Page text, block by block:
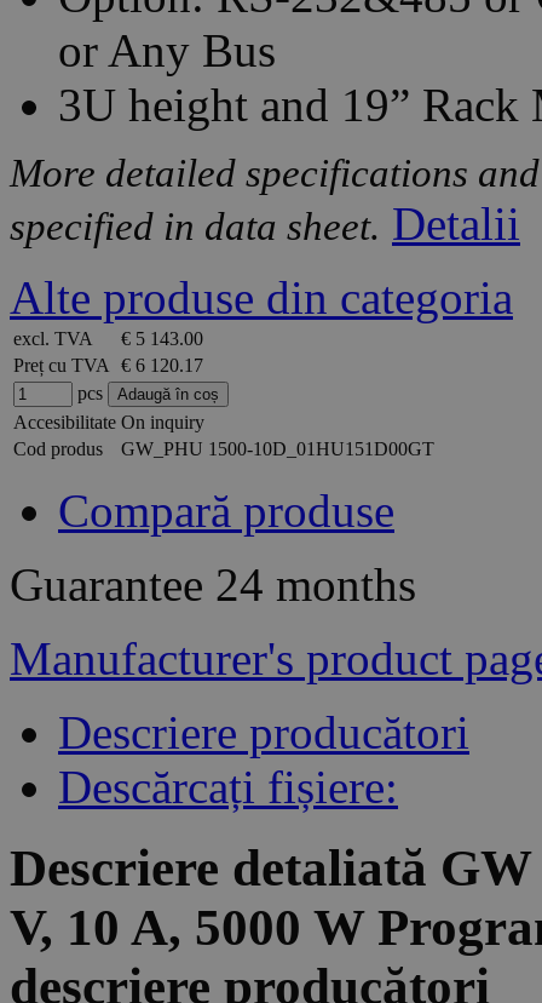
or Any Bus
3U height and 19” Rack
More detailed specifications
specified in data sheet. Detalii
Alte produse din categoria
excl. TVA
€ 5 143.00
Preț cu TVA € 6 120.17
pcs
Accesibilitate On inquiry
Cod produs
GW_PHU 1500-10D_01HU151D00GT
Compară produse
Guarantee 24 months
Manufacturer's product
Descriere producători
Descărcați fișiere:
Descriere detaliată
V, 10 A, 5000 W
descriere producători